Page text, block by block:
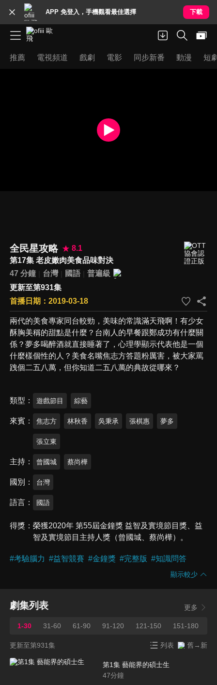
APP 免登入，手機觀看最佳選擇 下載
推薦 電視頻道 戲劇 電影 同步新番 動漫 短
全民星攻略
8.1
第17集 老皮嫩肉美食品味對決
47 分鐘
台灣 國語
普遍級
更新至第931集
首播日期：2019-03-18
兩代的美食專家同台較勁，美味的常識滿天飛啊！有少女
酥胸美稱的甜點是什麼？台南人的早餐跟鄭成功有什麼關
係？夢多喝醉酒就直接睡著了，心理學顯示代表他是一個
什麼樣個性的人？美食名嘴焦志方答題粉厲害，被大家罵
跩個二五八萬，但你知道二五八萬的典故從哪來？
類型 遊戲節目 綜藝
來賓 焦志方 林秋香 吳秉承 張棋惠 夢多
張立東
主持 曾國城 蔡尚樺
國別 台灣
語言 國語
得獎
榮獲2020年 第55屆金鐘獎 益智及實境節目獎、益
智及實境節目主持人獎（曾國城、蔡尚樺）。
#考驗腦力 #益智競賽 #金鐘獎 #完整版 #知識問答
顯示較少
劇集列表 更多
1-30 31-60 61-90 91-120 121-150 151-180
更新至第931集 列表 舊→新
第1集 藝能界的碩士生
47分鐘